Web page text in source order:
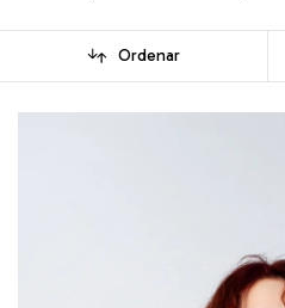
Ordenar